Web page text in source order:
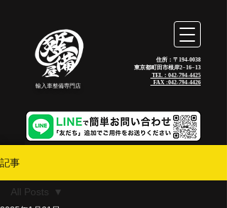
輸入車整備専門店
住所：〒194-0038
東京都町田市根岸2−16−13
TEL：042-794-4425
_FAX :042-794-4426
記事
All Posts